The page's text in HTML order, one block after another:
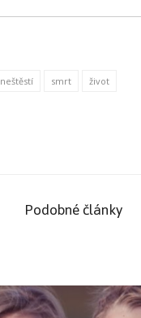
neštěstí smrt život
Podobné články